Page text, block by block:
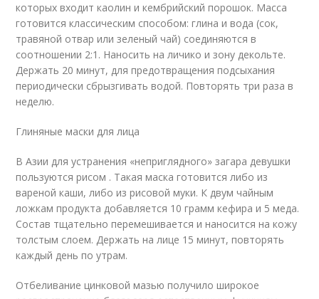
которых входит каолин и кембрийский порошок. Масса
готовится классическим способом: глина и вода (сок,
травяной отвар или зеленый чай) соединяются в
соотношении 2:1. Наносить на личико и зону декольте.
Держать 20 минут, для предотвращения подсыхания
периодически сбрызгивать водой. Повторять три раза в
неделю.
Глиняные маски для лица
В Азии для устранения «неприглядного» загара девушки
пользуются рисом . Такая маска готовится либо из
вареной каши, либо из рисовой муки. К двум чайным
ложкам продукта добавляется 10 грамм кефира и 5 меда.
Состав тщательно перемешивается и наносится на кожу
толстым слоем. Держать на лице 15 минут, повторять
каждый день по утрам.
Отбеливание цинковой мазью получило широкое